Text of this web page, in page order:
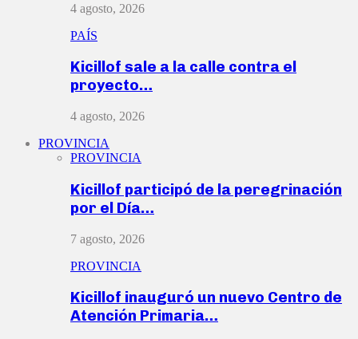
4 agosto, 2026
PAÍS
Kicillof sale a la calle contra el
proyecto…
4 agosto, 2026
PROVINCIA
PROVINCIA
Kicillof participó de la peregrinación
por el Día…
7 agosto, 2026
PROVINCIA
Kicillof inauguró un nuevo Centro de
Atención Primaria…